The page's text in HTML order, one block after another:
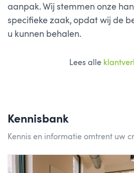
aanpak. Wij stemmen onze
specifieke zaak, opdat wij de
u kunnen behalen.
Lees alle
Kennisbank
Kennis en informatie omtrent uw